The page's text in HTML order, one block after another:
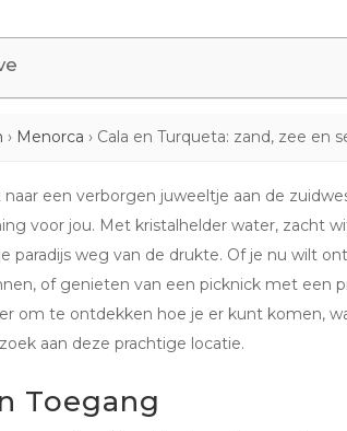
› Menorca › Cala en Turqueta: zand, zee en
een verborgen juweeltje aan de
voor jou. Met kristalhelder water, zacht
paradijs weg van de drukte. Of je nu wilt
of genieten van een picknick met een
om te ontdekken hoe je er kunt komen,
aan deze prachtige locatie.
Toegang